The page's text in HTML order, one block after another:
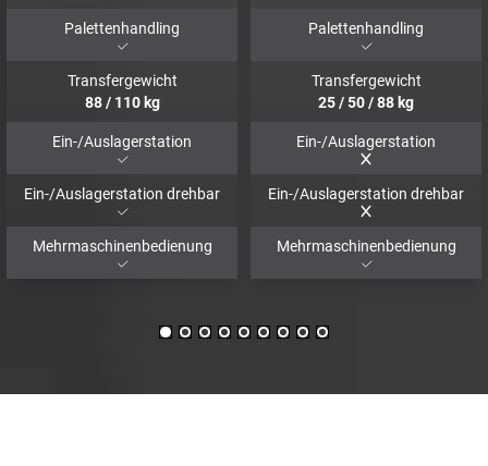
Palettenhandling
Transfergewicht
88 / 110 kg
Ein-/Auslagerstation
Ein-/Auslagerstation drehbar
Mehrmaschinenbedienung
Palettenhandling
Transfergewicht
25/50/88 kg
Ein-/Auslagerstation
Ein-/Auslagerstation drehbar
Mehrmaschinenbedienung